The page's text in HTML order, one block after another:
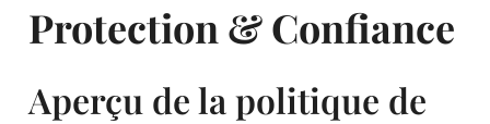
Protection & Confiance
Aperçu de la politique de